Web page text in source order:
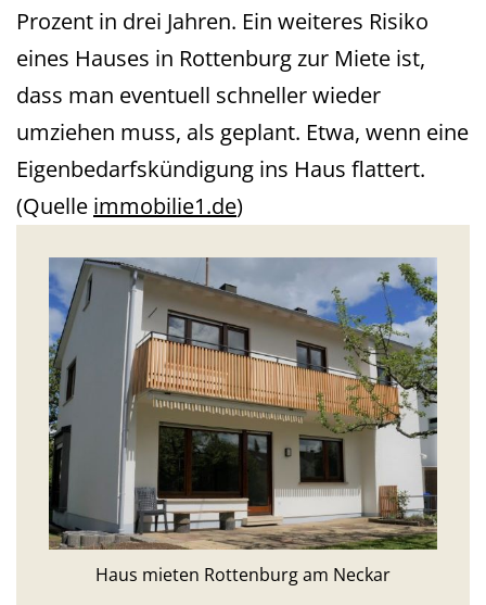
Prozent in drei Jahren. Ein weiteres Risiko
eines Hauses in Rottenburg zur Miete ist,
dass man eventuell schneller wieder
umziehen muss, als geplant. Etwa, wenn eine
Eigenbedarfskündigung ins Haus flattert.
(Quelle immobilie1.de)
Haus mieten Rottenburg am Neckar